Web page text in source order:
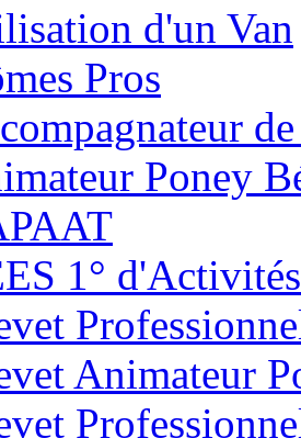
d'un Van
Pros
Poney
1°
Animateur